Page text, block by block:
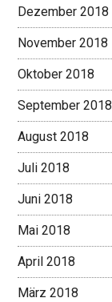
Dezember 2018
November 2018
Oktober 2018
September 2018
August 2018
Juli 2018
Juni 2018
Mai 2018
April 2018
März 2018